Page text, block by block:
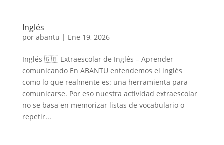
Inglés
por abantu | Ene 19, 2026
Inglés 🇬🇧 Extraescolar de Inglés – Aprender
comunicando En ABANTU entendemos el inglés
como lo que realmente es: una herramienta para
comunicarse. Por eso nuestra actividad extraescolar
no se basa en memorizar listas de vocabulario o
repetir...